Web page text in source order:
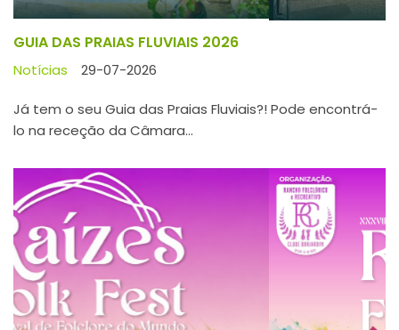
GUIA DAS PRAIAS FLUVIAIS 2026
Notícias 29-07-2026
Já tem o seu Guia das Praias Fluviais?! Pode encontrá-
lo na receção da Câmara...